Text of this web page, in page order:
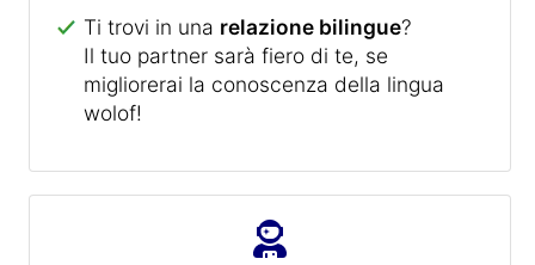
Ti trovi in una relazione bilingue?
Il tuo partner sarà fiero di te, se
migliorerai la conoscenza della lingua
wolof!